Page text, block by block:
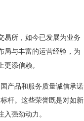
易所，如今已发展为业务
局与丰富的运营经验，为
添信赖。
产品和服务质量诚信承诺
杆。这些荣誉既是对如新
强劲动力。